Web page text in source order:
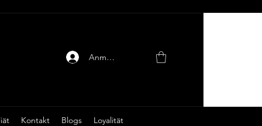
Anmelden
Kontakt Blogs Loyalität